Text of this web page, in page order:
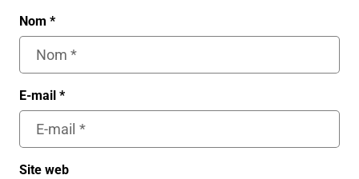
Nom *
E-mail *
Site web